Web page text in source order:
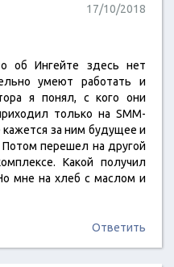
17/10/2018
об Ингейте здесь нет
умеют работать и
я понял, с кого они
только на SMM-
за ним будущее и
Потом перешел на другой
Какой получил
мне на хлеб с маслом и
Ответить